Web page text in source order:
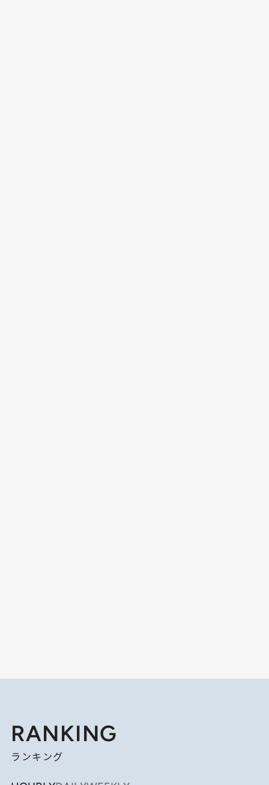
RANKING
ランキング